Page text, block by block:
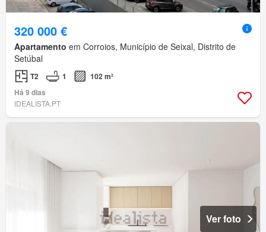
320 000 €
Apartamento em Corroios, Município de Seixal, Distrito de
Setúbal
T2 1
102 m²
Há 9 dias
IDEALISTA.PT
Ver foto